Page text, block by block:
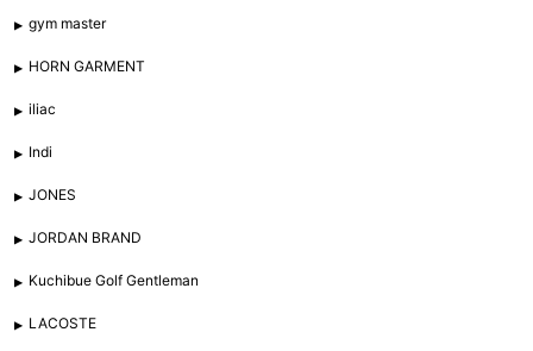
gym master
HORN GARMENT
iliac
Indi
JONES
JORDAN BRAND
Kuchibue Golf Gentleman
LACOSTE